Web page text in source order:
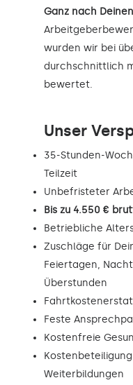
Ganz nach
wurden wir bei
durchschnittlich
bewertet.
Unser
35-Stunden-
Teilzeit
Unbefristeter
Bis zu 4.550 €
Betriebliche
Zuschläge für
Feiertagen,
Überstunden
Feste
Kostenfreie
Weiterbildungen